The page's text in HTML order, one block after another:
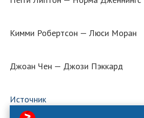
Кимми Робертсон — Люси Моран
Джоан Чен — Джози Пэккард
Источник